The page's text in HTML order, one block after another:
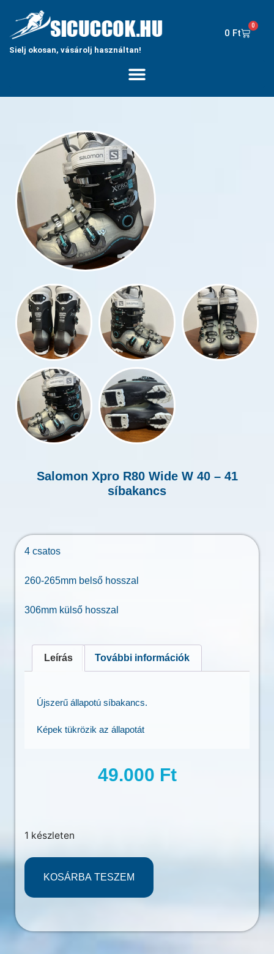
Sielj okosan, vásárolj használtan!
0 Ft
0
Salomon Xpro R80 Wide W 40 – 41
síbakancs
4 csatos
260-265mm belső hosszal
306mm külső hosszal
Leírás További információk
Újszerű állapotú síbakancs.
Képek tükrözik az állapotát
49.000 Ft
1 készleten
KOSÁRBA TESZEM